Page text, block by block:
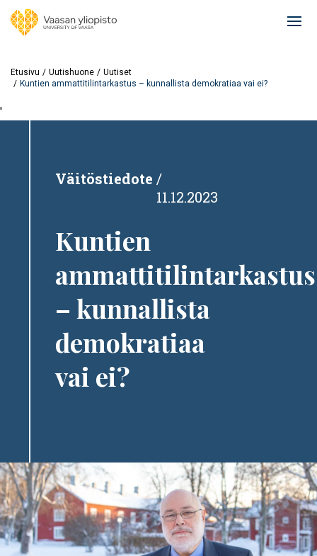
Etusivu Uutishuone
Uutiset
Kuntien ammattitilintarkastus – kunnallista demokratiaa vai ei?
'
Väitöstiedote
11.12.2023
Kuntien
ammattitilintarkastus
– kunnallista
demokratiaa
vai ei?
Image